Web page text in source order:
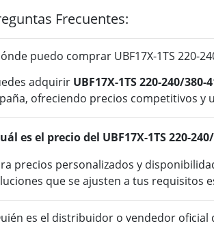
Frecuentes:
puedo comprar UBF17X-1TS 220-
adquirir UBF17X-1TS 220-240/380-
ofreciendo precios competitivos y
es el precio del UBF17X-1TS 220-
precios personalizados y
que se ajusten a tus requisitos
es el distribuidor o vendedor oficial